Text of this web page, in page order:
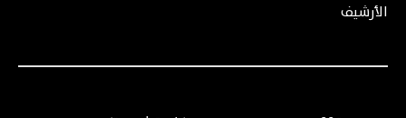
الأرشيف